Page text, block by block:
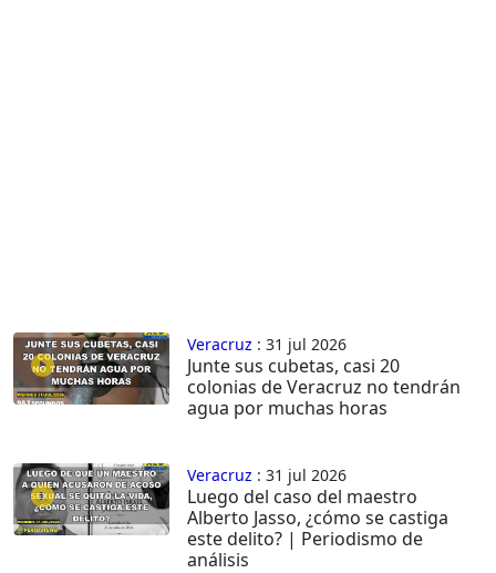
Veracruz : 31 jul 2026
Junte sus cubetas, casi 20
colonias de Veracruz no tendrán
agua por muchas horas
Veracruz : 31 jul 2026
Luego del caso del maestro
Alberto Jasso, ¿cómo se castiga
este delito? | Periodismo de
análisis